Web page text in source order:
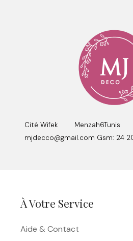
Cité Wifek Menzah6Tunis
mjdecco@gmail.com Gsm: 24
À Votre Service
Aide & Contact